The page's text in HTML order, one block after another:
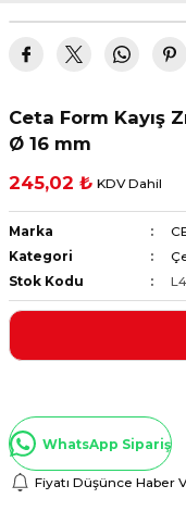
ve Multimetreler
ve Penseler
Ceta Form Kayış
Ø 16 mm
245,02 ₺ KDV Dahil
Marka
Kategori
Stok Kodu
WhatsApp Sipariş
Fiyatı Düşünce Haber